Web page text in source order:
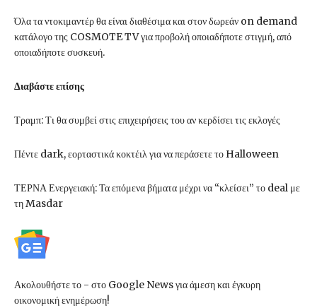
Όλα τα ντοκιμαντέρ θα είναι διαθέσιμα και στον δωρεάν on demand
κατάλογο της COSMOTE TV για προβολή οποιαδήποτε στιγμή, από
οποιαδήποτε συσκευή.
Διαβάστε επίσης
Τραμπ: Τι θα συμβεί στις επιχειρήσεις του αν κερδίσει τις εκλογές
Πέντε dark, εορταστικά κοκτέιλ για να περάσετε το Halloween
ΤΕΡΝΑ Ενεργειακή: Τα επόμενα βήματα μέχρι να “κλείσει” το deal με
τη Masdar
Ακολουθήστε το - στο Google News για άμεση και έγκυρη
οικονομική ενημέρωση!